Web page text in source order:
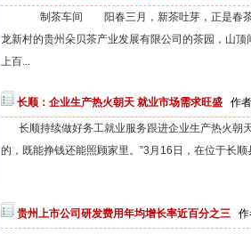
制茶车间 阳春三月，新茶吐芽，正是春茶
龙新村的贵州朵贝茶产业发展有限公司的茶园，山
上百...
长顺：企业生产热火朝天 就业市场需求旺盛 作
长顺持续做好务工就业服务跟进企业生产热火
的，既能挣钱还能照顾家里。”3月16日，在位于长
贵州上市公司研发费用年均增长率近百分之三 作